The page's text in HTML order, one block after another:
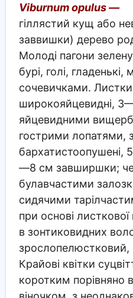
Viburnum opulus —
гіллястий кущ або
заввишки) дерево
Молоді пагони
бурі, голі,
сочевичками. Листки
широкояйцевидні,
яйцевидними
гострими лопатями,
—8 см завширшки;
булавчастими
сидячими
при основі листкової
в зонтиковидних
зрослопелюстковий,
Крайові квітки
коротким порівняно